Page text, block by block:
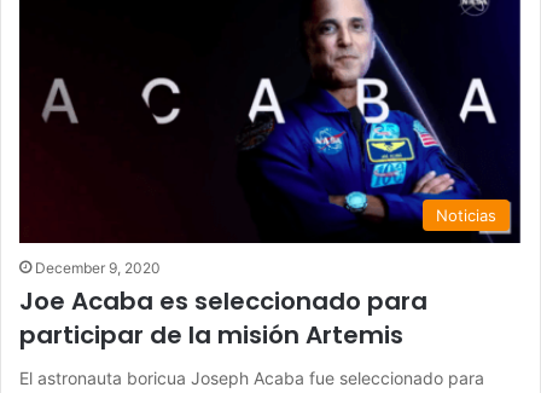
Noticias
December 9, 2020
Joe Acaba es seleccionado para
participar de la misión Artemis
El astronauta boricua Joseph Acaba fue seleccionado para